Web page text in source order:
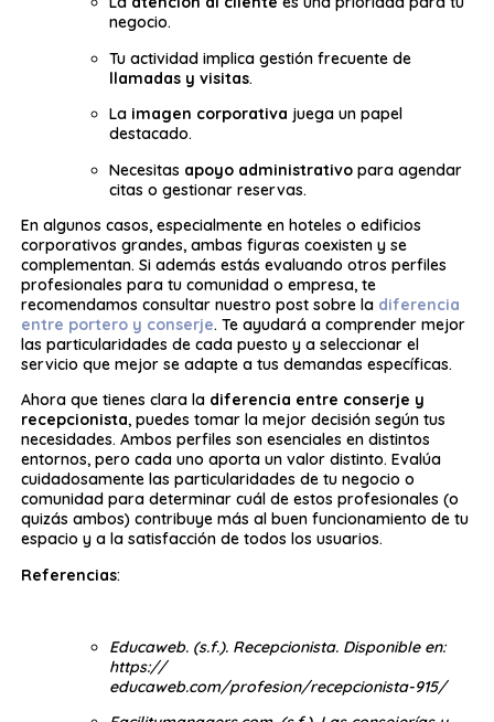
negocio.
Tu actividad implica gestión frecuente de
llamadas y visitas.
Laimagen corporativa juega un papel
destacado.
Necesitas apoyo administrativopara agendar
citas o gestionar reservas.
En algunos casos, especialmente en hoteles o edificios
corporativos grandes, ambas figuras coexisten y se
complementan. Si además estás evaluando otros perfiles
profesionales para tu comunidad o empresa, te
recomendamos consultar nuestro post sobre la diferencia
entre portero y conserje. Te ayudará a comprender mejor
las particularidades de cada puesto y a seleccionar el
servicio que mejor se adapte a tus demandas específicas.
Ahora que tienes clara la diferencia entre conserje y
recepcionista, puedes tomar la mejor decisión según tus
necesidades. Ambos perfiles son esenciales en distintos
entornos, pero cada uno aporta un valor distinto. Evalúa
cuidadosamente las particularidades de tu negocio o
comunidad para determinar cuál de estos profesionales (o
quizás ambos) contribuye más al buen funcionamiento de tu
espacio y a la satisfacción de todos los usuarios.
Referencias:
Educaweb. (s.f.). Recepcionista. Disponible en:
https://
educaweb.com/profesion/recepcionista-915/